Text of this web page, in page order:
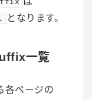
となります。
一覧
各ページの